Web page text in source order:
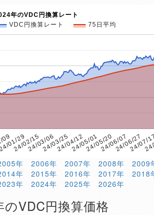
年のVDC円換算レート
VDC円換算レート
75日平均
01/29
24/02/1524/03/0624/03/2524/04/1224/05/0124/05/2024/06/0724/06/27
24/07/
年 2006年 2007年 2008年 2009
年 2015年 2016年 2017年 2018
年 2024年 2025年 2026年
のVDC円換算価格